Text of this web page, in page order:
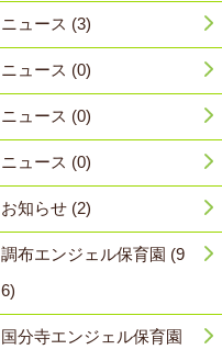
ニュース (3)
ニュース (0)
ニュース (0)
ニュース (0)
お知らせ (2)
調布エンジェル保育園 (9
6)
国分寺エンジェル保育園